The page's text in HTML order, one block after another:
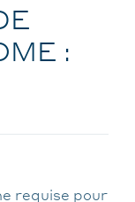
:
requise pour